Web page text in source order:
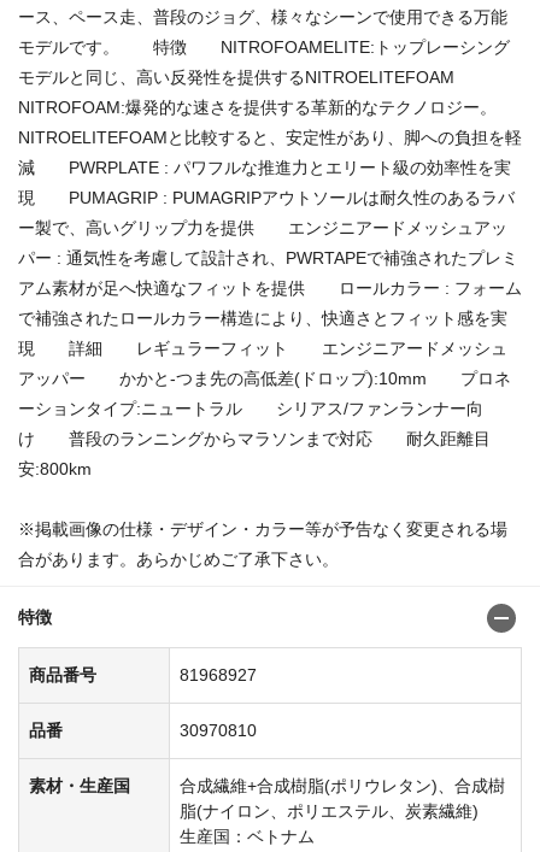
ース、ペース走、普段のジョグ、様々なシーンで使用できる万能
モデルです。 特徴 NITROFOAMELITE:トップレーシング
モデルと同じ、高い反発性を提供するNITROELITEFOAM
NITROFOAM:爆発的な速さを提供する革新的なテクノロジー。
NITROELITEFOAMと比較すると、安定性があり、脚への負担を軽
減 PWRPLATE : パワフルな推進力とエリート級の効率性を実
現 PUMAGRIP : PUMAGRIPアウトソールは耐久性のあるラバ
ー製で、高いグリップ力を提供 エンジニアードメッシュアッ
パー : 通気性を考慮して設計され、PWRTAPEで補強されたプレミ
アム素材が足へ快適なフィットを提供 ロールカラー : フォーム
で補強されたロールカラー構造により、快適さとフィット感を実
現 詳細 レギュラーフィット エンジニアードメッシュ
アッパー かかと-つま先の高低差(ドロップ):10mm プロネ
ーションタイプ:ニュートラル シリアス/ファンランナー向
け 普段のランニングからマラソンまで対応 耐久距離目
安:800km
※掲載画像の仕様・デザイン・カラー等が予告なく変更される場
合があります。あらかじめご了承下さい。
特徴
商品番号 81968927
品番 30970810
素材・生産国
合成繊維+合成樹脂(ポリウレタン)、合成樹
脂(ナイロン、ポリエステル、炭素繊維)
生産国：ベトナム